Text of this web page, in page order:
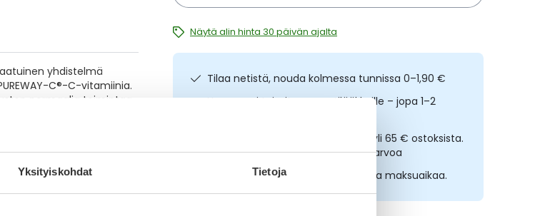
Yksityiskohdat Tietoja
yhdistelmä
C®-C-vitamiinia.
normaalia toimintaa
puolestaan
Näytä alin hinta 30 päivän ajalta
Tilaa netistä, nouda kolmessa tunnissa 0–1,90 €
Nopeampi toimitus reseptilääkkeille – jopa 1–2
Ilmainen toimitus noutopisteisiin yli 65 € ostoksista.
Lääkkeet eivät kerrytä ostoskorin arvoa
Osta nyt, saat 45 päivää korotonta maksuaikaa.